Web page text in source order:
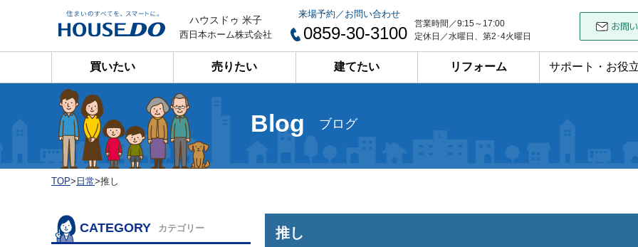
ハウスドゥ 米子
西日本ホーム株式会社
来場予約／お問い合わせ
0859-30-3100
営業時間／9:15～17:00
定休日／水曜日、第2･4火曜日
買いたい 売りたい 建てたい リフォーム サポート・お役
Blog ブログ
TOP> 日常>推し
推し
CATEGORY カテゴリー